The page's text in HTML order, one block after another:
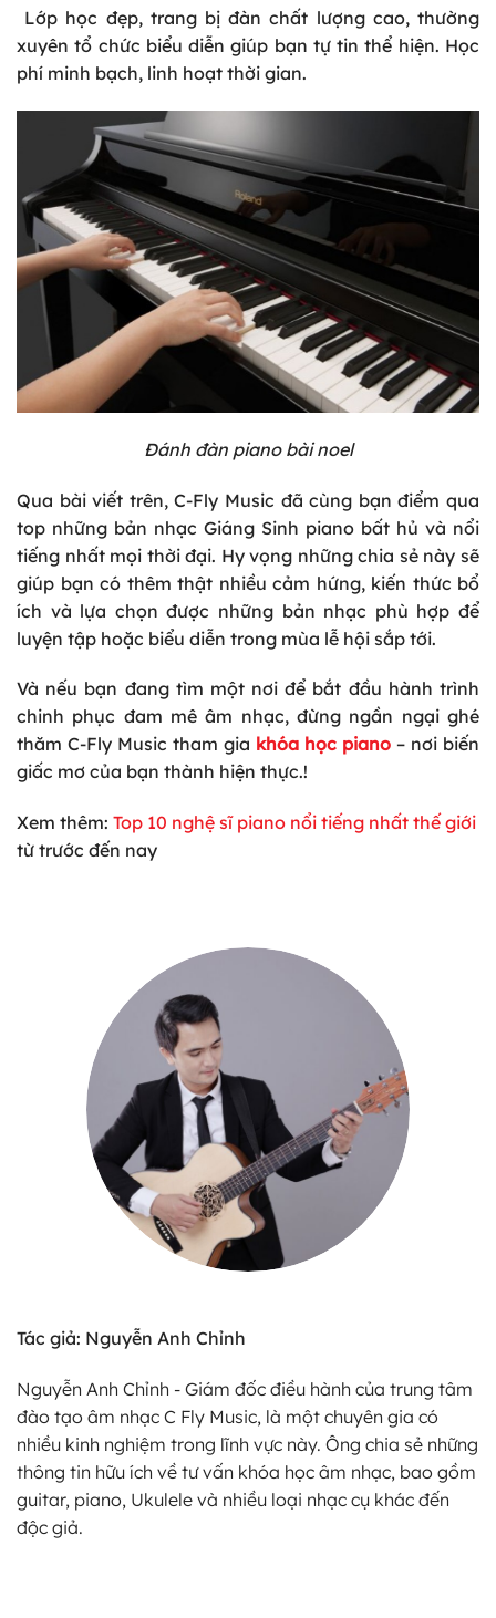
Lớp học đẹp, trang bị đàn chất lượng cao, thường
xuyên tổ chức biểu diễn giúp bạn tự tin thể hiện. Học
phí minh bạch, linh hoạt thời gian.
Đánh đàn piano bài noel
Qua bài viết trên, C-Fly Music đã cùng bạn điểm qua
top những bản nhạc Giáng Sinh piano bất hủ và nổi
tiếng nhất mọi thời đại. Hy vọng những chia sẻ này sẽ
giúp bạn có thêm thật nhiều cảm hứng, kiến thức bổ
ích và lựa chọn được những bản nhạc phù hợp để
luyện tập hoặc biểu diễn trong mùa lễ hội sắp tới.
Và nếu bạn đang tìm một nơi để bắt đầu hành trình
chinh phục đam mê âm nhạc, đừng ngần ngại ghé
thăm C-Fly Music tham gia khóa học piano – nơi biến
giấc mơ của bạn thành hiện thực.!
Xem thêm: Top 10 nghệ sĩ piano nổi tiếng nhất thế giới
từ trước đến nay
Tác giả: Nguyễn Anh Chỉnh
Nguyễn Anh Chỉnh - Giám đốc điều hành của trung tâm
đào tạo âm nhạc C Fly Music, là một chuyên gia có
nhiều kinh nghiệm trong lĩnh vực này. Ông chia sẻ những
thông tin hữu ích về tư vấn khóa học âm nhạc, bao gồm
guitar, piano, Ukulele và nhiều loại nhạc cụ khác đến
độc giả.